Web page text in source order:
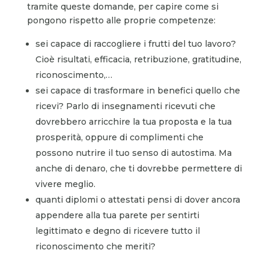
tramite queste domande, per capire come si
pongono rispetto alle proprie competenze:
sei capace di raccogliere i frutti del tuo lavoro?
Cioè risultati, efficacia, retribuzione, gratitudine,
riconoscimento,…
sei capace di trasformare in benefici quello che
ricevi? Parlo di insegnamenti ricevuti che
dovrebbero arricchire la tua proposta e la tua
prosperità, oppure di complimenti che
possono nutrire il tuo senso di autostima. Ma
anche di denaro, che ti dovrebbe permettere di
vivere meglio.
quanti diplomi o attestati pensi di dover ancora
appendere alla tua parete per sentirti
legittimato e degno di ricevere tutto il
riconoscimento che meriti?